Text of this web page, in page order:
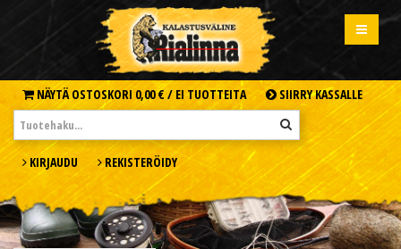
NÄYTÄ OSTOSKORI 0,00 € / EI TUOTTEITA SIIRRY KASSALLE
KIRJAUDU REKISTERÖIDY